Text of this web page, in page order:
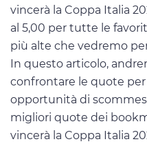
vincerà la Coppa Italia
al 5,00 per tutte le
più alte che vedremo
In questo articolo,
confrontare le quote
opportunità di
migliori quote dei
vincerà la Coppa Italia